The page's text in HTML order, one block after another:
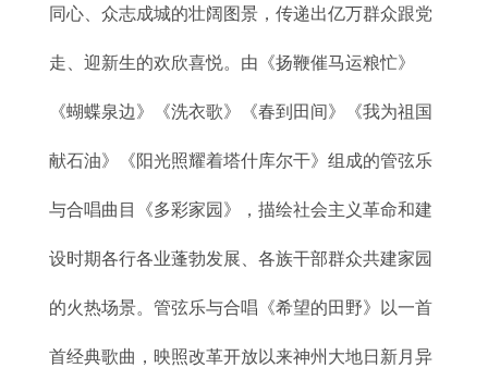
同心、众志成城的壮阔图景，传递出亿万群众跟党
走、迎新生的欢欣喜悦。由《扬鞭催马运粮忙》
《蝴蝶泉边》《洗衣歌》《春到田间》《我为祖国
献石油》《阳光照耀着塔什库尔干》组成的管弦乐
与合唱曲目《多彩家园》，描绘社会主义革命和建
设时期各行各业蓬勃发展、各族干部群众共建家园
的火热场景。管弦乐与合唱《希望的田野》以一首
首经典歌曲，映照改革开放以来神州大地日新月异